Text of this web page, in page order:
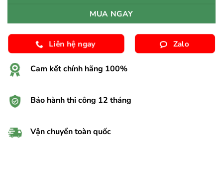
MUA NGAY
Liên hệ ngay Zalo
Cam kết chính hãng 100%
Bảo hành thi công 12 tháng
Vận chuyển toàn quốc